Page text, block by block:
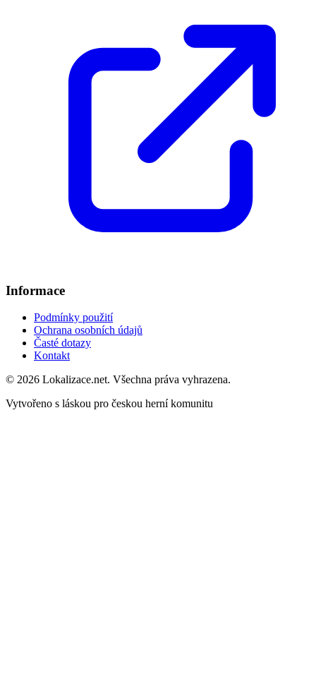
Informace
Podmínky použití
Ochrana osobních údajů
Časté dotazy
Kontakt
© 2026 Lokalizace.net. Všechna práva vyhrazena.
Vytvořeno s láskou pro českou herní komunitu